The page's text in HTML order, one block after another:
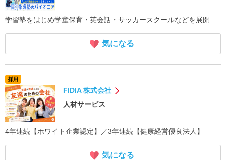
学習塾をはじめ学童保育・英会話・サッカースクールなどを展開
気になる
採用
FIDIA 株式会社
人材サービス
4年連続【ホワイト企業認定】／3年連続【健康経営優良法人】
気になる